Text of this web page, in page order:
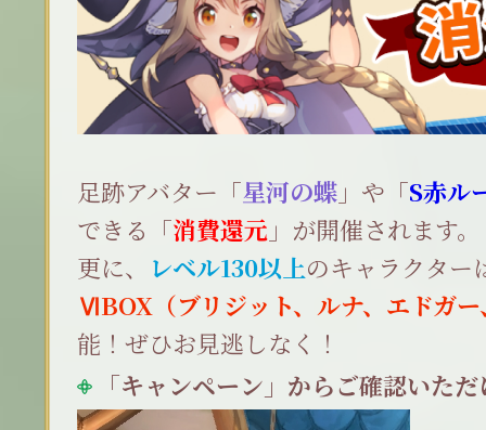
足跡アバター「星河の蝶 」や「S赤ル
できる「消費還元 」が開催されます。
更に、
レベル130以上のキャラクター
ⅥBOX（ブリジット、ルナ、エドガ
能！ぜひお見逃しなく！
「キャンペーン」からご確認いた